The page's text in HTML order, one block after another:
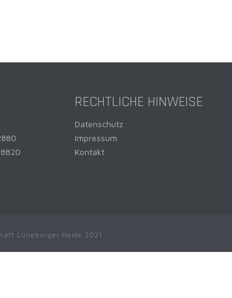
RECHTLICHE HINWEISE
Datenschutz
Impressum
Kontakt
Lüneburger Heide 2021